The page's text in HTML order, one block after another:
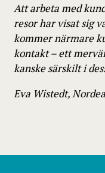
Att arbeta med
resor har visat sig
kommer närmare
kontakt – ett
kanske särskilt i
Eva Wistedt,